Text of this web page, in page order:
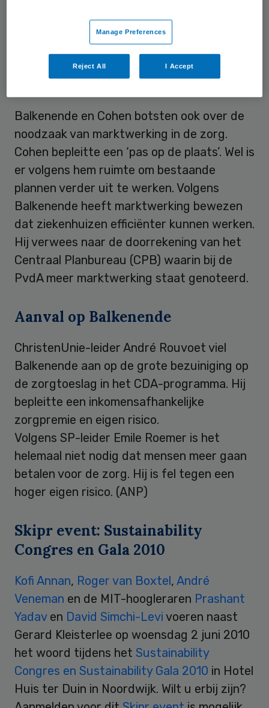
behandeld.” De premie loopt volgens hem op
tot maximaal 1600 euro.
Marktwerking
Balkenende en Cohen botsten ook over de
noodzaak van marktwerking in de zorg.
Cohen bepleitte een ‘pas op de plaats’. Wel is
er volgens hem ruimte om bestaande
plannen verder uit te werken. Volgens
Balkenende heeft marktwerking bewezen
dat ziekenhuizen efficiënter kunnen werken.
Hij verwees naar de doorrekening van het
Centraal Planbureau (CPB) waarin bij de
PvdA meer marktwerking staat genoteerd.
Aanval op Balkenende
ChristenUnie-leider André Rouvoet viel
Balkenende aan op de grote bezuiniging op
de zorgtoeslag in het CDA-programma. Hij
bepleitte een inkomensafhankelijke
zorgpremie en eigen risico.
Volgens SP-leider Emile Roemer is het
helemaal niet nodig dat mensen meer gaan
betalen voor de zorg. Hij is fel tegen een
hoger eigen risico. (ANP)
Skipr event: Sustainability
Congres en Gala 2010
Kofi Annan, Roger van Boxtel, André
Veneman en de MIT-hoogleraren Prashant
Yadav en David Simchi-Levi voeren naast
Gerard Kleisterlee op woensdag 2 juni 2010
het woord tijdens het Sustainability
Congres en Sustainability Gala 2010 in Hotel
Huis ter Duin in Noordwijk. Wilt u erbij zijn?
Manage Preferences
Reject All I Accept